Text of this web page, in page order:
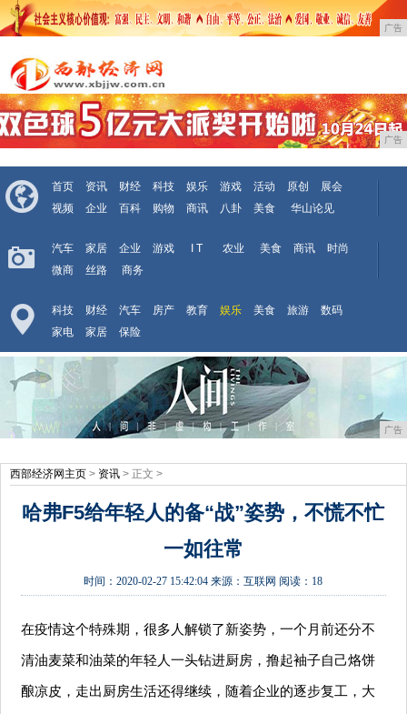
广告
广告
首页 资讯 财经 科技 娱乐 游戏 活动 原创
展会
视频
企业 百科 购物 商讯 八卦 美食 华山论见
汽车 家居 企业 游戏 I T 农业 美食 商讯
时尚
微商
丝路 商务
科技 财经 汽车 房产 教育 娱乐 美食 旅游
数码
家电
家居 保险
广告
西部经济网主页 > 资讯 > 正文 >
哈弗F5给年轻人的备“战”姿势，不慌不忙
一如往常
时间：2020-02-27 15:42:04 来源：互联网 阅读：18
在疫情这个特殊期，很多人解锁了新姿势，一个月前还分不
清油麦菜和油菜的年轻人一头钻进厨房，撸起袖子自己烙饼
酿凉皮，走出厨房生活还得继续，随着企业的逐步复工，大